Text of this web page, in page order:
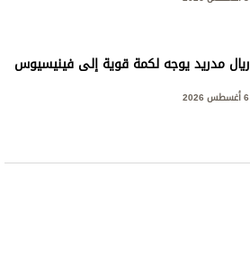
ريال مدريد يوجه لكمة قوية إلى فينيسيوس